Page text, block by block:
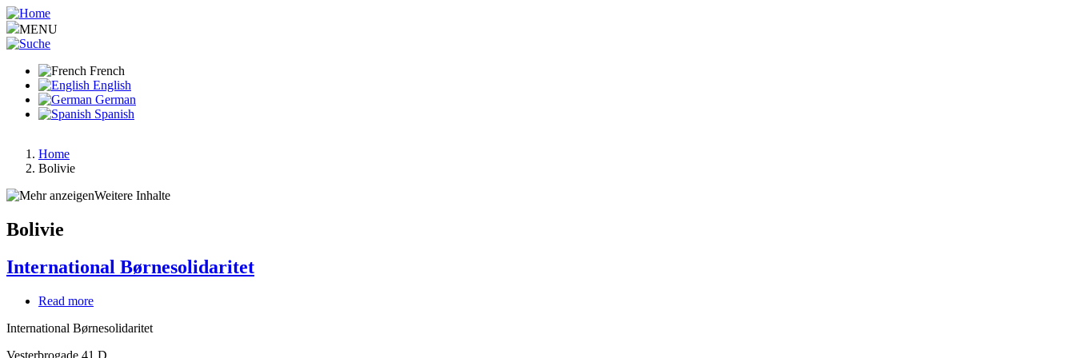
Aller
au
contenu
MENU
French
English
German
Spanish
Fil
d'Ariane
Home
Bolivie
Weitere Inhalte
Bolivie
International Børnesolidaritet
Read more
Børnesolidaritet
International Børnesolidaritet
Vesterbrogade 41 D